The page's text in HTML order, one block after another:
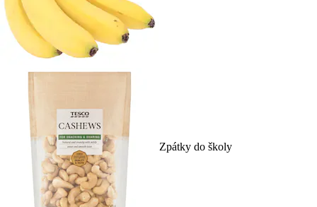
Zpátky do školy